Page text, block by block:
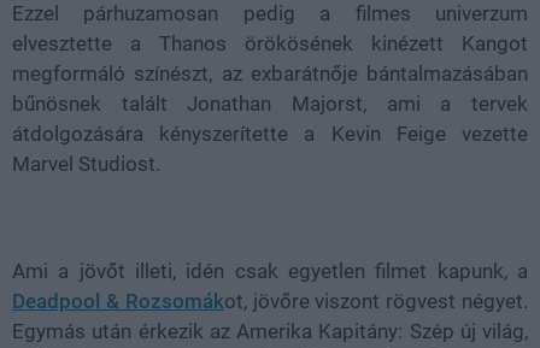
Ezzel párhuzamosan pedig a filmes univerzum
elvesztette a Thanos örökösének kinézett Kangot
megformáló színészt, az exbarátnője bántalmazásában
bűnösnek talált Jonathan Majorst, ami a tervek
átdolgozására kényszerítette a Kevin Feige vezette
Marvel Studiost.
Ami a jövőt illeti, idén csak egyetlen filmet kapunk, a
Deadpool & Rozsomákot, jövőre viszont rögvest négyet.
Egymás után érkezik az Amerika Kapitány: Szép új világ,